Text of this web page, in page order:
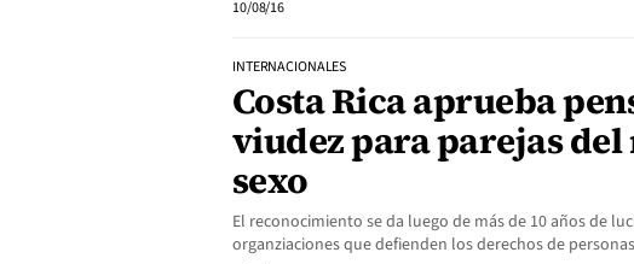
10/08/16
INTERNACIONALES
Costa Rica aprueba
viudez para parejas del
sexo
El reconocimiento se da luego de más de 10 años de
organziaciones que defienden los derechos de